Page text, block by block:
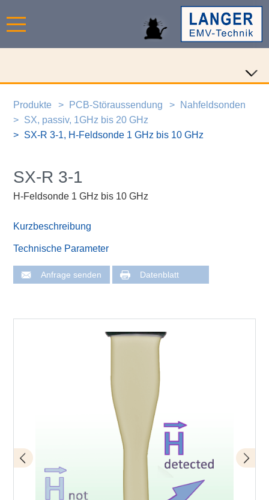
Produkte PCB-Störaussendung
Nahfeldsonden
SX, passiv, 1GHz bis 20 GHz
SX-R 3-1, H-Feldsonde 1 GHz bis 10 GHz
SX-R 3-1
H-Feldsonde 1 GHz bis 10 GHz
Kurzbeschreibung
Technische Parameter
Anfrage senden Datenblatt